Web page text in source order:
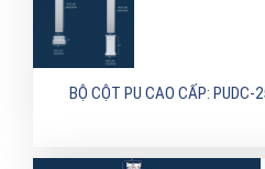
BỘ CỘT PU CAO CẤP: PUDC-